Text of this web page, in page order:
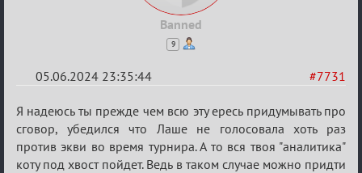
Banned
9
#7731
05.06.2024 23:35:44
Re:
Кубок
Вендетты
Я надеюсь ты прежде чем всю эту ересь придумывать про
сговор, убедился что Лаше не голосовала хоть раз
против экви во время турнира. А то вся твоя "аналитика"
коту под хвост пойдет. Ведь в таком случае можно придти